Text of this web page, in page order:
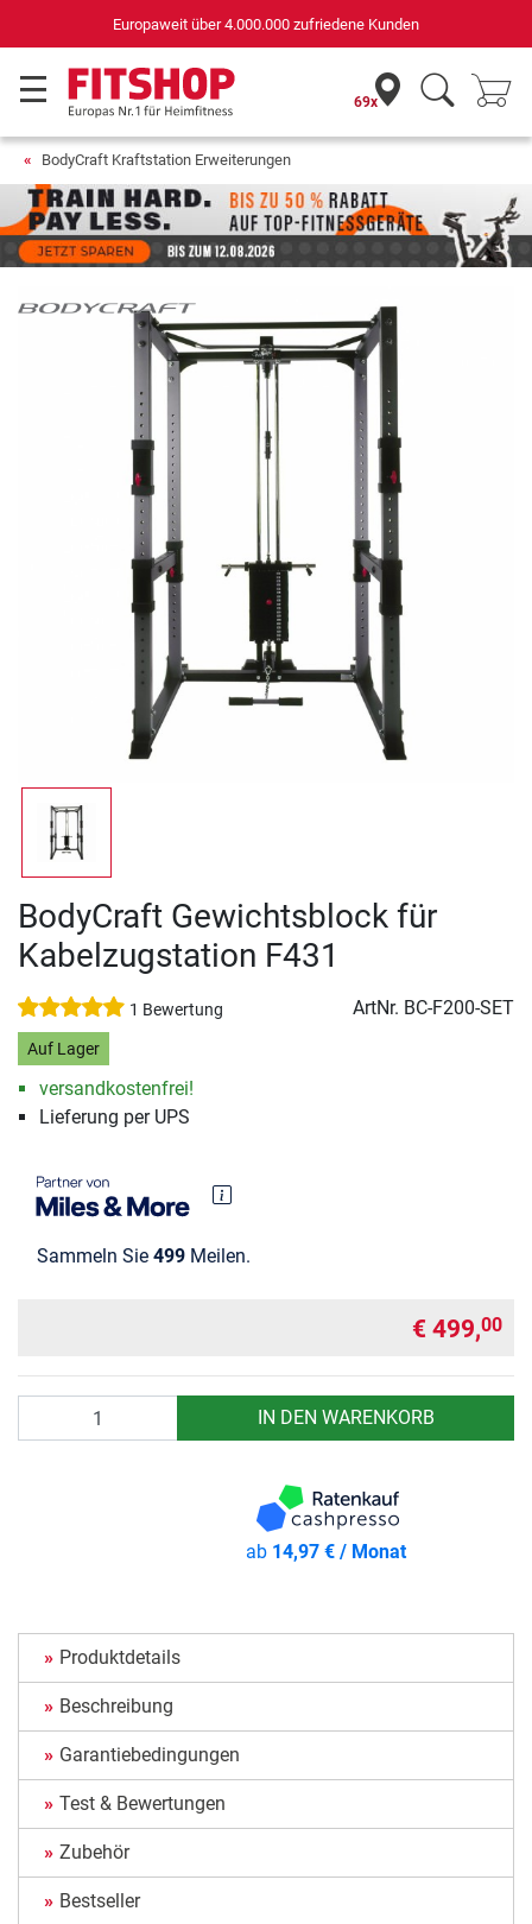
für Sportgeräte (n-tv+DISQ 2016-2024)
69x
BodyCraft Kraftstation Erweiterungen
BodyCraft Gewichtsblock für
Kabelzugstation F431
1 Bewertung ArtNr. BC-F200-SET
Auf Lager
versandkostenfrei!
Lieferung per UPS
Sammeln Sie 499 Meilen.
€ 499,00
IN DEN WARENKORB
ab 14,97 € / Monat
Produktdetails
Beschreibung
Garantiebedingungen
Test & Bewertungen
Zubehör
Bestseller